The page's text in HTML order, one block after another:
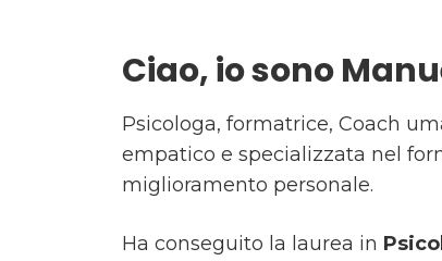
Ciao, io sono
Psicologa, formatrice, Coach
empatico e specializzata nel
miglioramento personale.
Ha conseguito la laurea in